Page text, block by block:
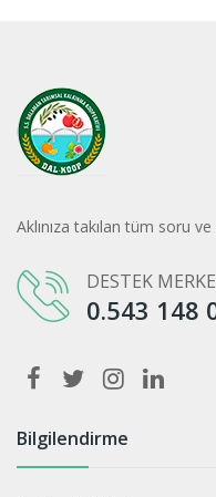
Aklınıza takılan tüm soru
DESTEK
0.543 148
Bilgilendirme